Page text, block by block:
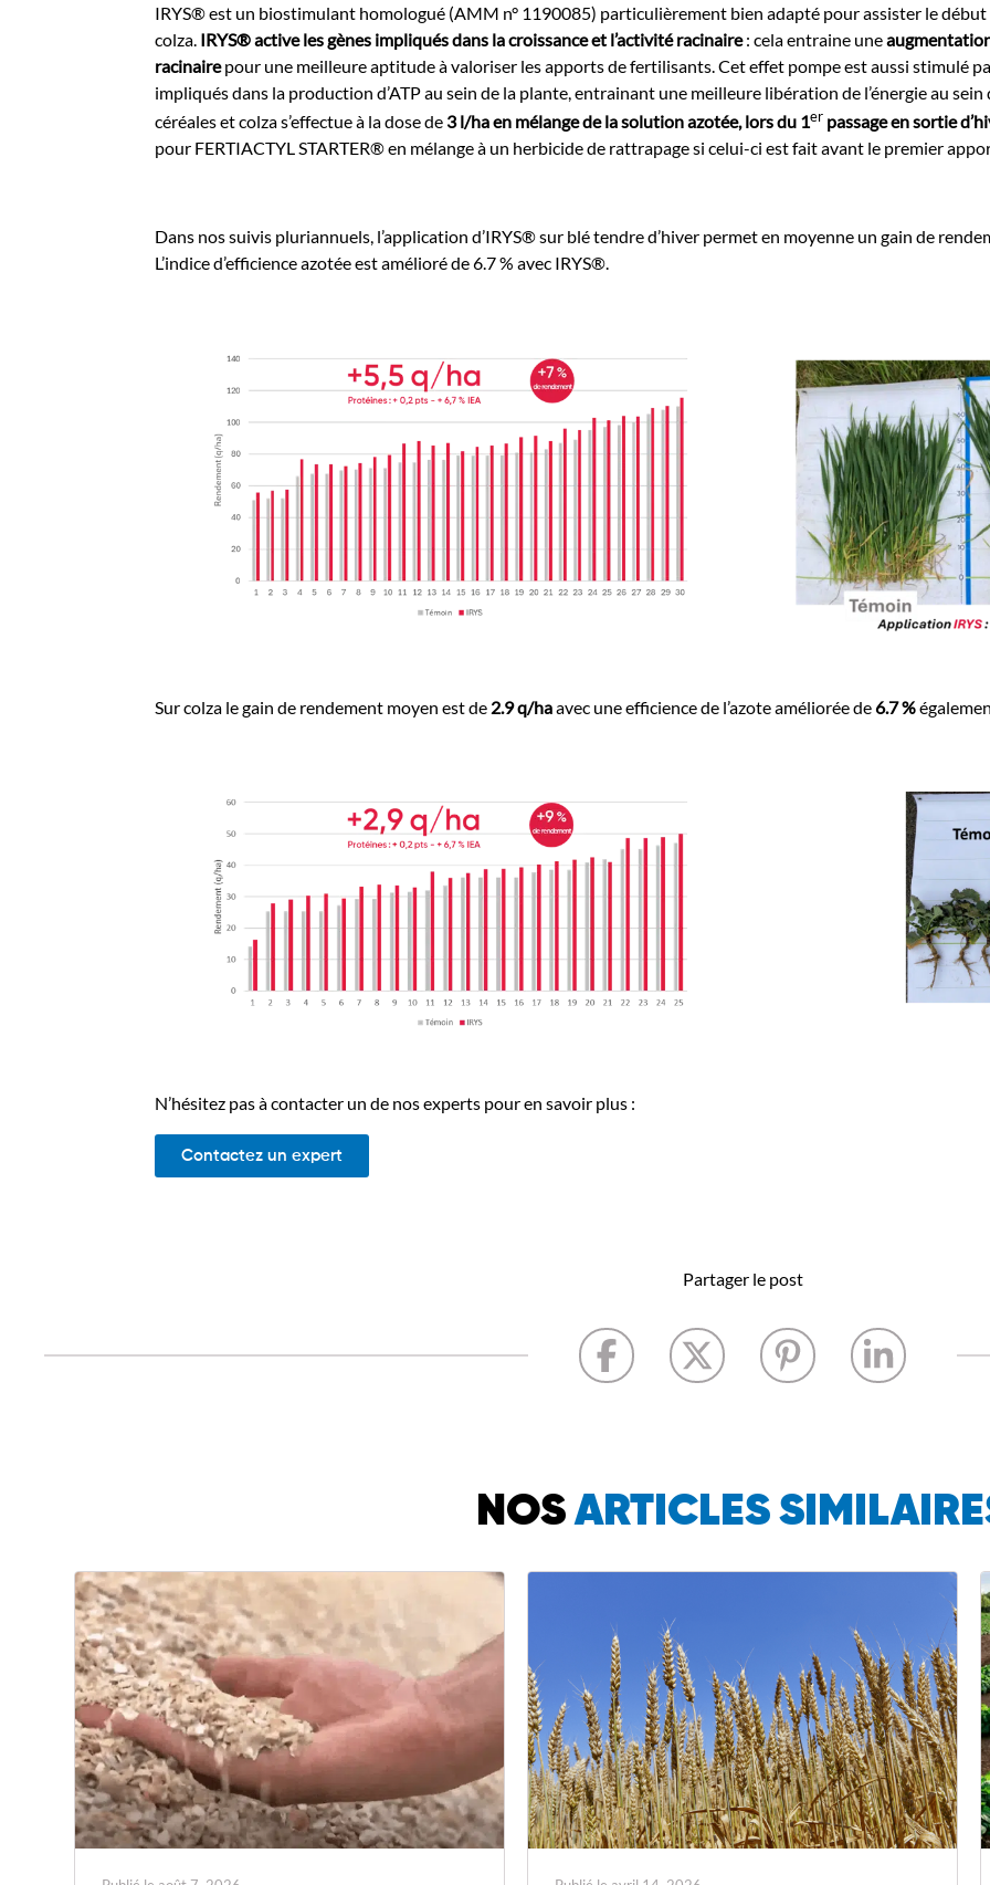
IRYS® est un biostimulant homologué (AMM n° 1190085) particulièrement bien adapté pour assister le début
colza. IRYS® active les gènes impliqués dans la croissance et l’activité racinaire: cela entraine une
racinairepour une meilleure aptitude à valoriser les apports de fertilisants. Cet effet pompe est aussi stimulé
impliqués dans la production d’ATP au sein de la plante, entrainant une meilleure libération de l’énergie au sein
céréales et colza s’effectue à la dose de 3 l/ha en mélange de la solution azotée, lors du 1erpassage en sortie
pour FERTIACTYL STARTER® en mélange à un herbicide de rattrapage si celui-ci est fait avant le premier
Dans nos suivis pluriannuels, l’application d’IRYS® sur blé tendre d’hiver permet en moyenne un gain de
L’indice d’efficience azotée est amélioré de 6.7 % avec IRYS®.
Sur colza le gain de rendement moyen est de 2.9 q/haavec une efficience de l’azote améliorée de 6.7 %
N’hésitez pas à contacter un de nos experts pour en savoir plus :
Contactez un expert
Partager le post
NOSARTICLES